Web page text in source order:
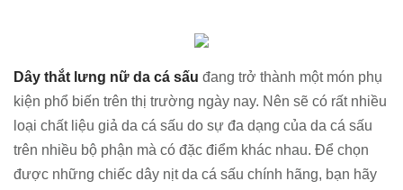
Dây thắt lưng nữ da cá sấu đang trở thành một món phụ
kiện phổ biến trên thị trường ngày nay. Nên sẽ có rất nhiều
loại chất liệu giả da cá sấu do sự đa dạng của da cá sấu
trên nhiều bộ phận mà có đặc điểm khác nhau. Để chọn
được những chiếc dây nịt da cá sấu chính hãng, bạn hãy